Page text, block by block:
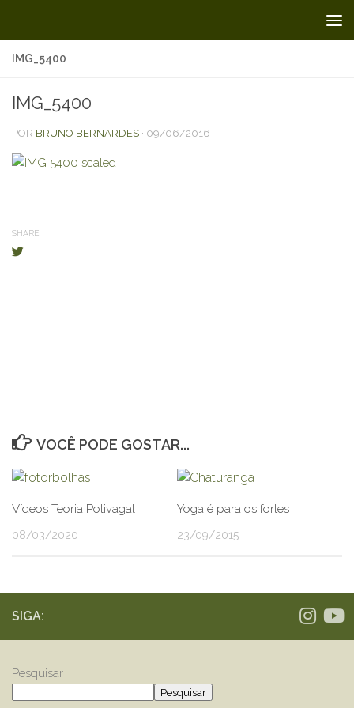
IMG_5400
IMG_5400
POR BRUNO BERNARDES · 09/06/2016
SHARE
VOCÊ PODE GOSTAR...
Vídeos Teoria Polivagal
08/03/2020
Yoga é para os fortes
23/09/2015
SIGA:
Pesquisar
Pesquisar